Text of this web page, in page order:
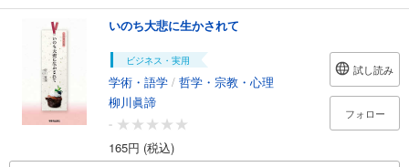
いのち大悲に生かされて
ビジネス・実用
学術・語学 / 哲学・宗教・心理
柳川眞諦
-
165円 (税込)
試し読み
フォロー